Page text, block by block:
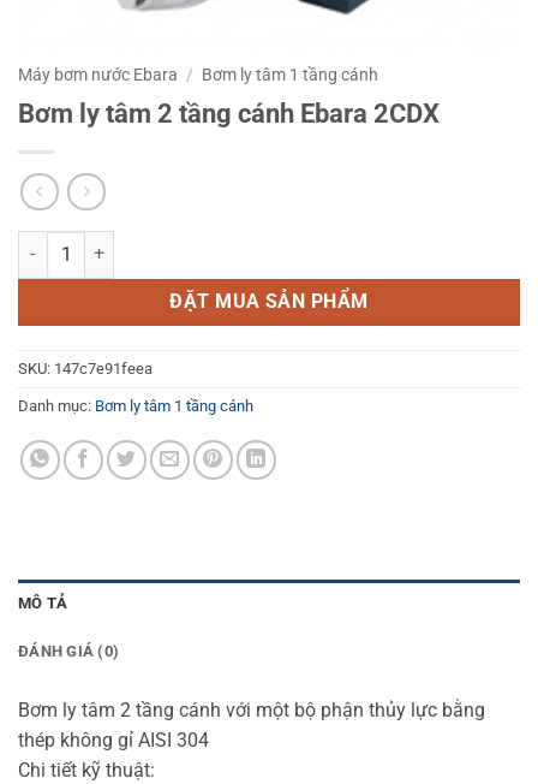
Máy bơm nước Ebara / Bơm ly tâm 1 tầng cánh
Bơm ly tâm 2 tầng cánh Ebara 2CDX
Bơm ly tâm 2 tầng cánh Ebara 2CDX số lượng
ĐẶT MUA SẢN PHẨM
SKU: 147c7e91feea
Danh mục: Bơm ly tâm 1 tầng cánh
MÔ TẢ
ĐÁNH GIÁ (0)
Bơm ly tâm 2 tầng cánh với một bộ phận thủy lực bằng
thép không gỉ AISI 304
Chi tiết kỹ thuật: